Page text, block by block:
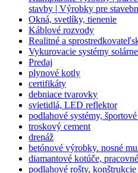
stavby | Výrobky pre
Okná, svetlíky, tienenie
Káblové rozvody
Realitné a
Vykurovacie systémy solárne
Predaj
plynové kotly
certifikáty
debniace tvarovky
svietidlá, LED reflektor
podlahové systémy,
troskový cement
drenáž
betónové výrobky. nosné
diamantové kotúče,
podlahové rošty, konštrukcie